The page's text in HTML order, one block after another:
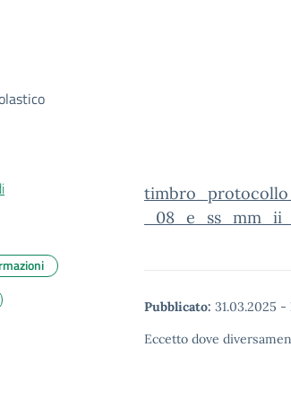
Pubblicato: 31.03.2025 -
Eccetto dove